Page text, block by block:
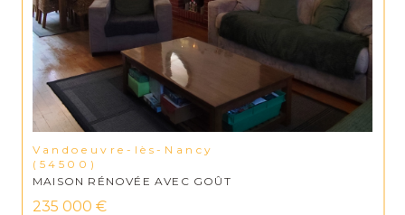
Vandoeuvre-lès-Nancy
(54500)
MAISON RÉNOVÉE AVEC GOÛT
235 000 €